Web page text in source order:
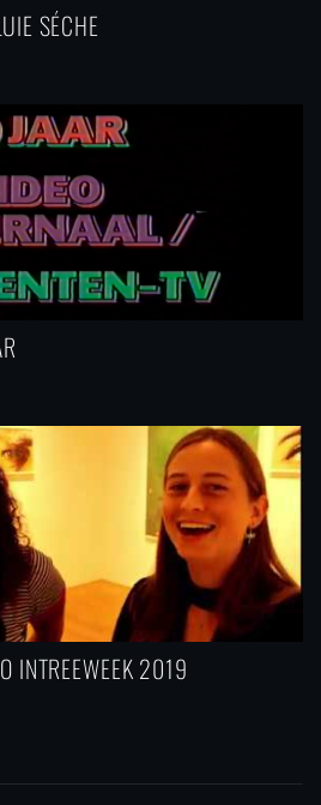
SÉCHE
INTREEWEEK 2019